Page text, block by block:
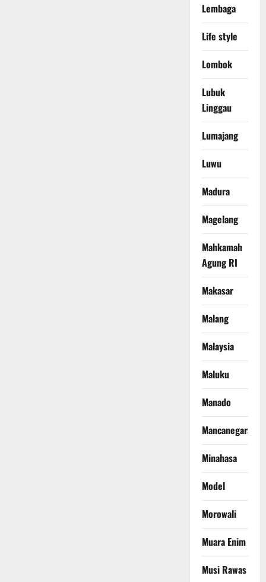
Lembaga
Life style
Lombok
Lubuk
Linggau
Lumajang
Luwu
Madura
Magelang
Mahkamah
Agung RI
Makasar
Malang
Malaysia
Maluku
Manado
Mancanegara
Minahasa
Model
Morowali
Muara Enim
Musi Rawas